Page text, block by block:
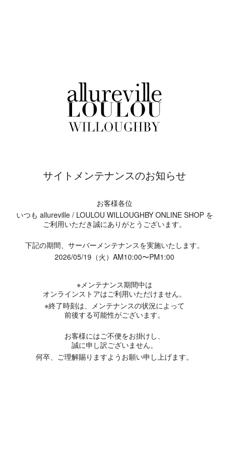
サイトメンテナンスのお知らせ
お客様各位
いつも allureville / LOULOU WILLOUGHBY ONLINE SHOP を
ご利用いただき誠にありがとうございます。
下記の期間、サーバーメンテナンスを実施いたします。
2026/05/19（火）AM10:00〜PM1:00
※メンテナンス期間中は
オンラインストアはご利用いただけません。
※終了時刻は、メンテナンスの状況によって
前後する可能性がございます。
お客様にはご不便をお掛けし、
誠に申し訳ございません。
何卒、ご理解賜りますようお願い申し上げます。